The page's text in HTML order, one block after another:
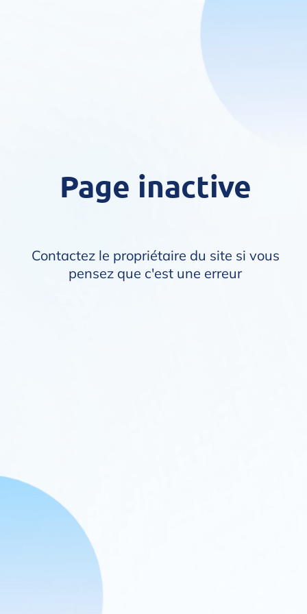
Page inactive
Contactez le propriétaire du site si vous
pensez que c'est une erreur